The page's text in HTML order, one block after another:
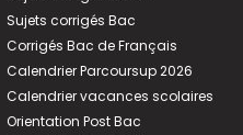
Sujets corrigés Bac
Corrigés Bac de Français
Calendrier Parcoursup 2026
Calendrier vacances scolaires
Orientation Post Bac